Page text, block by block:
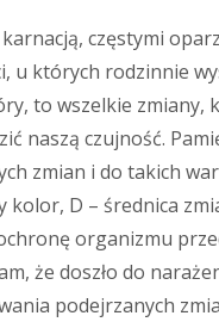
częstymi
u których rodzinnie
to wszelkie
naszą czujność.
zmian i do takich
D – średnica
organizmu
że doszło do
podejrzanych